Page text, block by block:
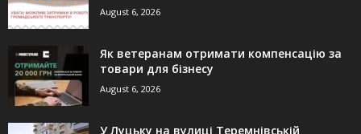
August 6, 2026
Як ветеранам отримати компенсацію за
товари для бізнесу
August 6, 2026
У Луцьку на вулиці Теремнівській